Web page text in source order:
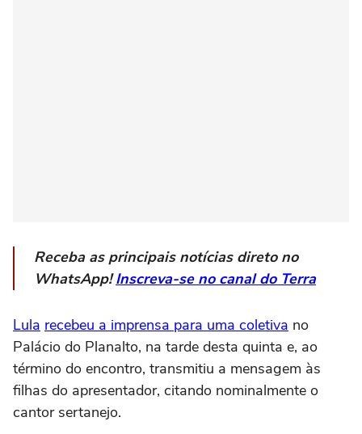
Receba as principais notícias direto no
WhatsApp!Inscreva-se no canal do Terra
Lula recebeu a imprensa para uma coletiva no
Palácio do Planalto, na tarde desta quinta e, ao
término do encontro, transmitiu a mensagem às
filhas do apresentador, citando nominalmente o
cantor sertanejo.